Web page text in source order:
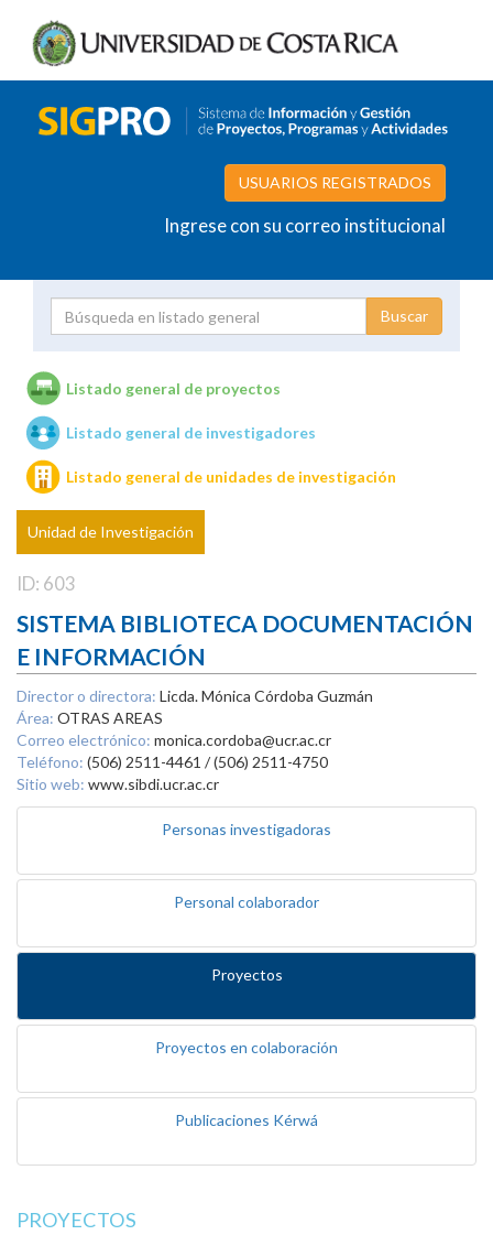
USUARIOS REGISTRADOS
Ingrese con su correo institucional
Unidades de investigación
Listado general de proyectos
Listado general de investigadores
Listado general de unidades de investigación
Unidad de Investigación
ID: 603
SISTEMA BIBLIOTECA DOCUMENTACIÓN
E INFORMACIÓN
Director o directora: Licda. Mónica Córdoba Guzmán
Área: OTRAS AREAS
Correo electrónico: monica.cordoba@ucr.ac.cr
Teléfono: (506) 2511-4461 / (506) 2511-4750
Sitio web: www.sibdi.ucr.ac.cr
Personas investigadoras
Personal colaborador
Proyectos
Proyectos en colaboración
Publicaciones Kérwá
PROYECTOS